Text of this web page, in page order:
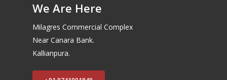
We Are Here
Milagres Commercial Complex
Near Canara Bank.
Kallianpura.